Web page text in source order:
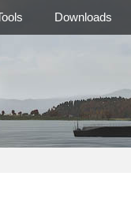
Downloads